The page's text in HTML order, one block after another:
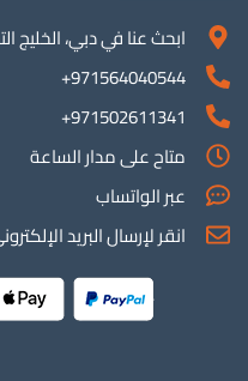
ابحث عنا في دبي، الخليج
971564040544+
971502611341+
متاح على مدار الساعة
عبر الواتساب
انقر لإرسال البريد